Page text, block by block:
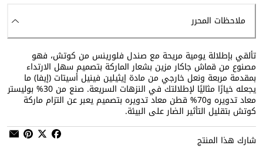
ملاحظات المحرر
تألقي بإطلالة يومية مريحة مع صندل فلورينس من كوتش، فهو
مصنوع من قماش جاكار مزين بشعار الماركة بتصميم سهل الارتداء
بمقدمة مربعة ونعل خارجي من مادة إيثيلين فينيل أسيتات (إيفا) ما
يجعله خيارًا مثاليًا لإطلالتك في النزهات السريعة. صنع من 30‏‏‏% بوليستر
معاد تدويره و70‏‏‏% قطن معاد تدويره بتصميم يعبر عن التزام ماركة
كوتش بتقليل التأثير الضار على البيئة.
شارك هذا المنتج